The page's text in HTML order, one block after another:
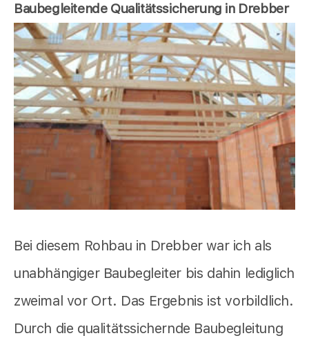
Baubegleitende Qualitätssicherung in Drebber
Bei diesem Rohbau in Drebber war ich als
unabhängiger Baubegleiter bis dahin lediglich
zweimal vor Ort. Das Ergebnis ist vorbildlich.
Durch die qualitätssichernde Baubegleitung